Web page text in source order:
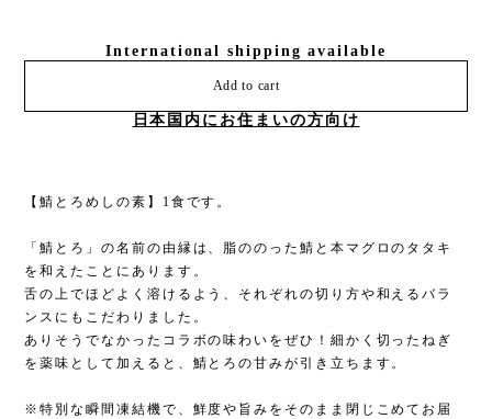
International shipping available
Add to cart
日本国内にお住まいの方向け
【鯖とろめしの素】1食です。
「鯖とろ」の名前の由縁は、脂ののった鯖と本マグロのタタキ
を和えたことにあります。
舌の上でほどよく溶けるよう、それぞれの切り方や和えるバラ
ンスにもこだわりました。
ありそうでなかったコラボの味わいをぜひ！細かく切ったねぎ
を薬味として加えると、鯖とろの甘みが引き立ちます。
※特別な瞬間凍結機で、鮮度や旨みをそのまま閉じこめてお届